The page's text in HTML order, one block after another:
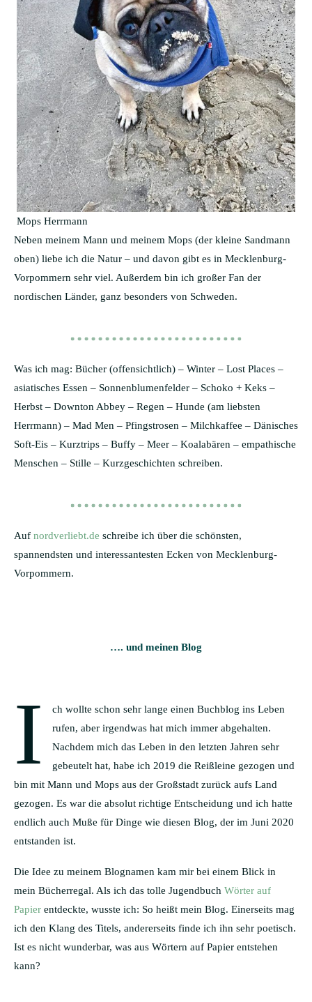
Mops Herrmann
Neben meinem Mann und meinem Mops (der kleine Sandmann
oben) liebe ich die Natur – und davon gibt es in Mecklenburg-
Vorpommern sehr viel. Außerdem bin ich großer Fan der
nordischen Länder, ganz besonders von Schweden.
Was ich mag: Bücher (offensichtlich) – Winter – Lost Places –
asiatisches Essen – Sonnenblumenfelder – Schoko + Keks –
Herbst – Downton Abbey – Regen – Hunde (am liebsten
Herrmann) – Mad Men – Pfingstrosen – Milchkaffee – Dänisches
Soft-Eis – Kurztrips – Buffy – Meer – Koalabären – empathische
Menschen – Stille – Kurzgeschichten schreiben.
Auf nordverliebt.de schreibe ich über die schönsten,
spannendsten und interessantesten Ecken von Mecklenburg-
Vorpommern.
…. und meinen Blog
I
ch wollte schon sehr lange einen Buchblog ins Leben
rufen, aber irgendwas hat mich immer abgehalten.
Nachdem mich das Leben in den letzten Jahren sehr
gebeutelt hat, habe ich 2019 die Reißleine gezogen und
bin mit Mann und Mops aus der Großstadt zurück aufs Land
gezogen. Es war die absolut richtige Entscheidung und ich hatte
endlich auch Muße für Dinge wie diesen Blog, der im Juni 2020
entstanden ist.
Die Idee zu meinem Blognamen kam mir bei einem Blick in
mein Bücherregal. Als ich das tolle Jugendbuch Wörter auf
Papier entdeckte, wusste ich: So heißt mein Blog. Einerseits mag
ich den Klang des Titels, andererseits finde ich ihn sehr poetisch.
Ist es nicht wunderbar, was aus Wörtern auf Papier entstehen
kann?